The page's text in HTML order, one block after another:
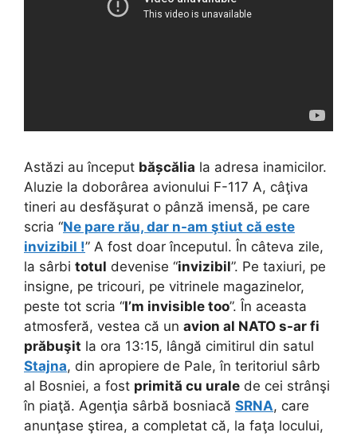
Astăzi au început bășcălia la adresa inamicilor.
Aluzie la doborârea avionului F-117 A, câţiva
tineri au desfăşurat o pânză imensă, pe care
scria “Ne pare rău, dar n-am ştiut că este
invizibil !” A fost doar începutul. În câteva zile,
la sârbi totul devenise “invizibil”. Pe taxiuri, pe
insigne, pe tricouri, pe vitrinele magazinelor,
peste tot scria “I’m invisible too”. În aceasta
atmosferă, vestea că un avion al NATO s-ar fi
prăbuşit la ora 13:15, lângă cimitirul din satul
Stajna, din apropiere de Pale, în teritoriul sârb
al Bosniei, a fost primită cu urale de cei strânşi
în piaţă. Agenţia sârbă bosniacă SRNA, care
anunţase ştirea, a completat că, la faţa locului,